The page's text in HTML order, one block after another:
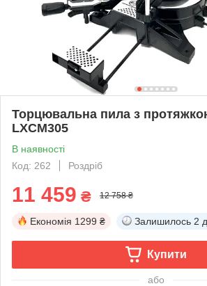
Торцювальна пила з
LXCM305
В наявності
Код: 262
Роздріб
11 459 ₴ 12 758 ₴
Економія 1299 ₴ Залишилось 2
Купити
або